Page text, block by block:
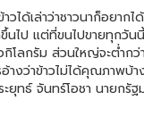
วได้เล่าว่าชาวนาก็อยากไ
นไป แต่ที่ขนไปขายทุกวัน
ลกรัม ส่วนใหญ่จะต่ำกว่
อ้างว่าข้าวไม่ได้คุณภาพบ้
ยุทธ์ จันทร์โอชา นายกรัฐ